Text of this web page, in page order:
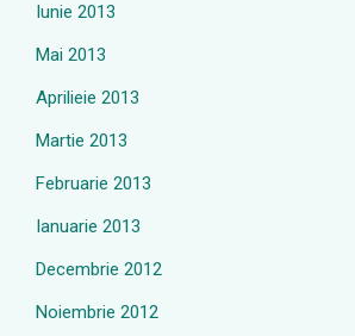
Iunie 2013
Mai 2013
Aprilieie 2013
Martie 2013
Februarie 2013
Ianuarie 2013
Decembrie 2012
Noiembrie 2012